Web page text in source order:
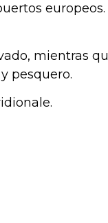
mientras
pesquero.